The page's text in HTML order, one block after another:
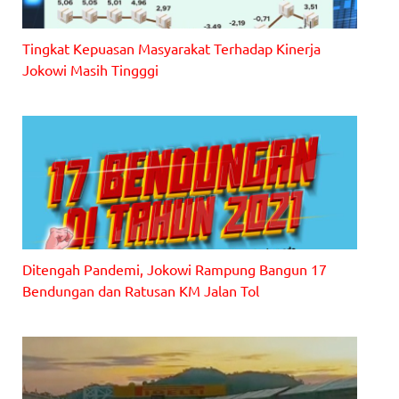
Tingkat Kepuasan Masyarakat Terhadap Kinerja
Jokowi Masih Tingggi
Ditengah Pandemi, Jokowi Rampung Bangun 17
Bendungan dan Ratusan KM Jalan Tol